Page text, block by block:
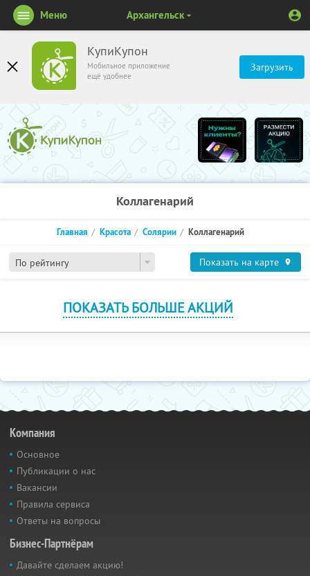
КупиКупон
Мобильное приложение
ещё удобнее
Загрузить
Меню Архангельск
Коллагенарий
По рейтингу
Главная Красота Солярии Коллагенарий
Показать на карте
ПОКАЗАТЬ БОЛЬШЕ АКЦИЙ
Компания
Основное
Публикации о нас
Вакансии
Правила сервиса
Ответы на вопросы
Бизнес-Партнёрам
Давайте сделаем акцию!